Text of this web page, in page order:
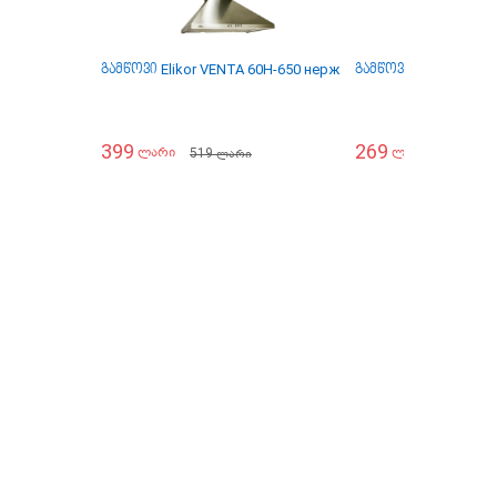
გამწოვი Elikor VENTA 60Н-650 нерж
399 ლარი 519ლარი
გამწოვი Elikor
269 ლარი